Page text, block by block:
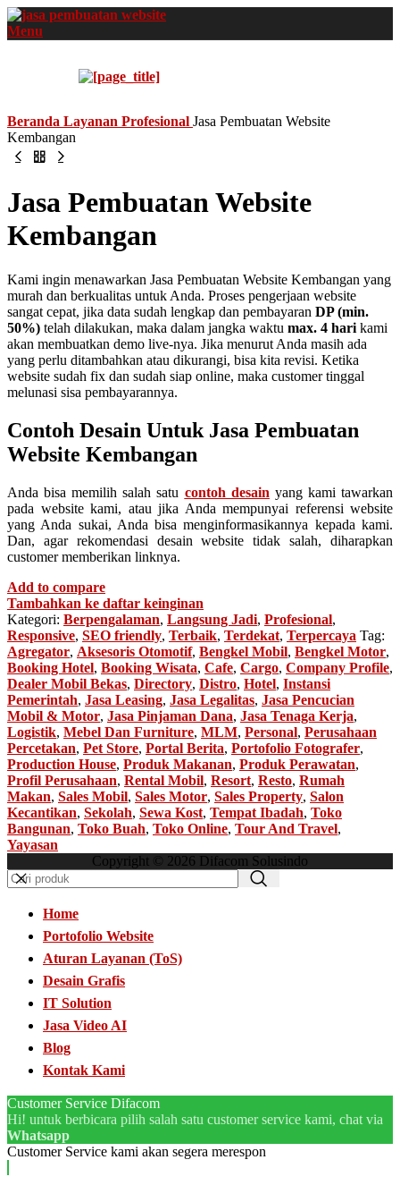
Menu
Beranda Layanan Profesional Jasa Pembuatan Website
Kembangan
Jasa Pembuatan Website
Kembangan
Kami ingin menawarkan Jasa Pembuatan Website Kembangan yang
murah dan berkualitas untuk Anda. Proses pengerjaan website
sangat cepat, jika data sudah lengkap dan pembayaran DP (min.
50%) telah dilakukan, maka dalam jangka waktu max. 4 hari kami
akan membuatkan demo live-nya. Jika menurut Anda masih ada
yang perlu ditambahkan atau dikurangi, bisa kita revisi. Ketika
website sudah fix dan sudah siap online, maka customer tinggal
melunasi sisa pembayarannya.
Contoh Desain Untuk Jasa Pembuatan
Website Kembangan
Anda bisa memilih salah satu contoh desain yang kami tawarkan
pada website kami, atau jika Anda mempunyai referensi website
yang Anda sukai, Anda bisa menginformasikannya kepada kami.
Dan, agar rekomendasi desain website tidak salah, diharapkan
customer memberikan linknya.
Add to compare
Tambahkan ke daftar keinginan
Kategori: Berpengalaman, Langsung Jadi, Profesional,
Responsive, SEO friendly, Terbaik, Terdekat, Terpercaya Tag:
Agregator, Aksesoris Otomotif, Bengkel Mobil, Bengkel Motor,
Booking Hotel, Booking Wisata, Cafe, Cargo, Company Profile,
Dealer Mobil Bekas, Directory, Distro, Hotel, Instansi
Pemerintah, Jasa Leasing, Jasa Legalitas, Jasa Pencucian
Mobil & Motor, Jasa Pinjaman Dana, Jasa Tenaga Kerja,
Logistik, Mebel Dan Furniture, MLM, Personal, Perusahaan
Percetakan, Pet Store, Portal Berita, Portofolio Fotografer,
Production House, Produk Makanan, Produk Perawatan,
Profil Perusahaan, Rental Mobil, Resort, Resto, Rumah
Makan, Sales Mobil, Sales Motor, Sales Property, Salon
Kecantikan, Sekolah, Sewa Kost, Tempat Ibadah, Toko
Bangunan, Toko Buah, Toko Online, Tour And Travel,
Yayasan
Copyright © 2026 Difacom Solusindo
Home
Portofolio Website
Aturan Layanan (ToS)
Desain Grafis
IT Solution
Jasa Video AI
Blog
Kontak Kami
Customer Service Difacom
Hi! untuk berbicara pilih salah satu customer service kami, chat via
Whatsapp
Customer Service kami akan segera merespon